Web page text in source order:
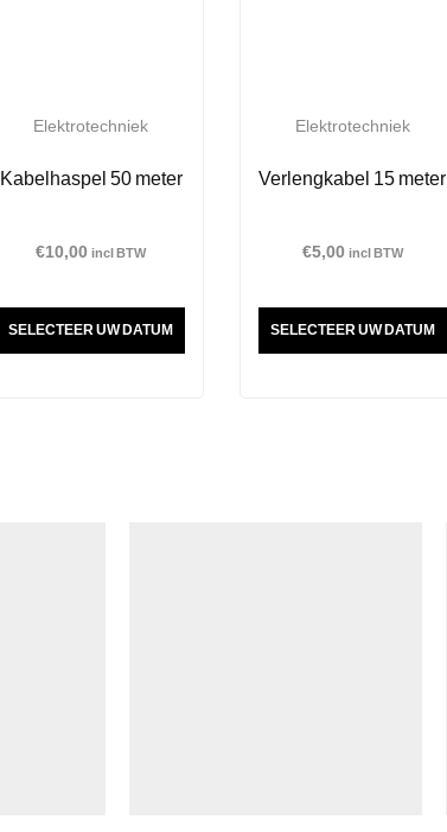
Elektrotechniek
Kabelhaspel 50 meter
€10,00 incl BTW
SELECTEER UW DATUM
Elektrotechniek
Verlengkabel 15 meter
€5,00 incl BTW
SELECTEER UW DATUM